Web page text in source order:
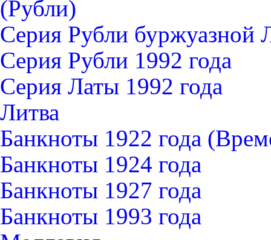
(Рубли)
Серия Рубли буржуазной
Серия Рубли 1992 года
Серия Латы 1992 года
Литва
Банкноты 1922 года
Банкноты 1924 года
Банкноты 1927 года
Банкноты 1993 года